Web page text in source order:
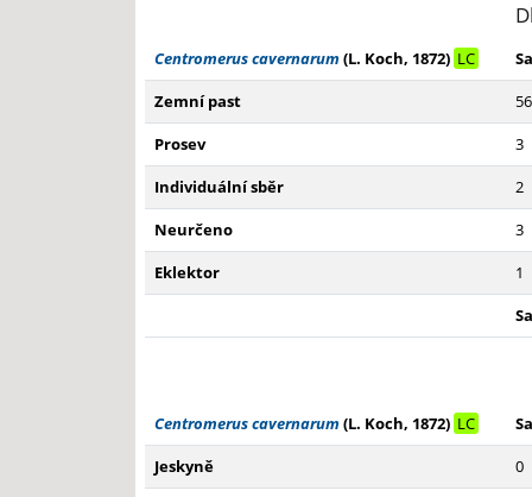
Centromerus cavernarum (L. Koch, 1872) LC
Zemní past
56
Prosev
3
Individuální sběr
2
Neurčeno
3
Eklektor
1
Centromerus cavernarum (L. Koch, 1872) LC
Jeskyně
0